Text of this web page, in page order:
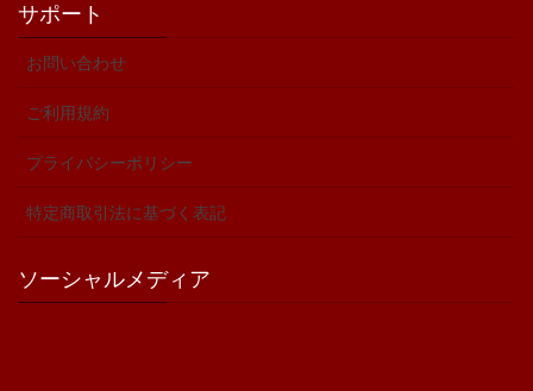
サポート
お問い合わせ
ご利用規約
プライバシーポリシー
特定商取引法に基づく表記
ソーシャルメディア